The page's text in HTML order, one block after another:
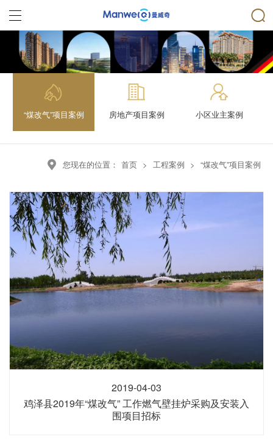
“煤改气”项目案例 房地产项目案例 小区业主案例
您现在的位置： 首页 > 工程案例 > “煤改气”项目案例
2019-04-03
鸡泽县2019年“煤改气” 工作燃气壁挂炉采购及安装入
围项目招标